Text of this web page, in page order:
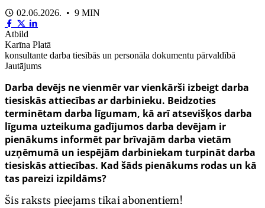
02.06.2026. • 9 MIN
Atbild
Karīna Platā
konsultante darba tiesībās un personāla dokumentu pārvaldībā
Jautājums
Darba devējs ne vienmēr var vienkārši izbeigt darba
tiesiskās attiecības ar darbinieku. Beidzoties
terminētam darba līgumam, kā arī atsevišķos darba
līguma uzteikuma gadījumos darba devējam ir
pienākums informēt par brīvajām darba vietām
uzņēmumā un iespējām darbiniekam turpināt darba
tiesiskās attiecības. Kad šāds pienākums rodas un kā
tas pareizi izpildāms?
Šis raksts pieejams tikai abonentiem!